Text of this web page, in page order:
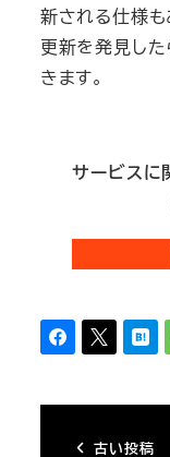
新される仕様も
更新を発見し
きます。
サービスに
古い投稿